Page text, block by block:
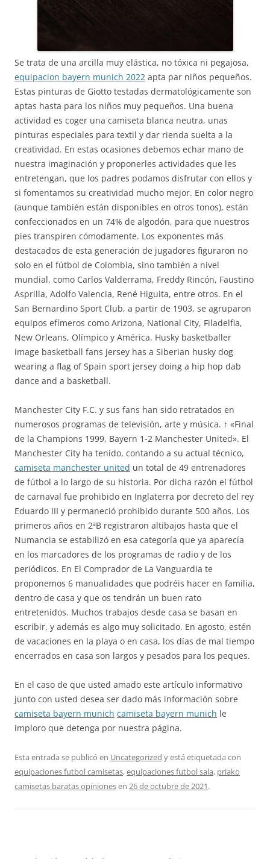
Se trata de una arcilla muy elástica, no tóxica ni pegajosa,
equipacion bayern munich 2022 apta par niños pequeños.
Estas pinturas de Giotto testadas dermatológicamente son
aptas hasta para los niños muy pequeños. Una buena
actividad es coger una camiseta blanca neutra, unas
pinturas especiales para textil y dar rienda suelta a la
creatividad. En estas ocasiones debemos echar mano de
nuestra imaginación y proponerles actividades que les
entretengan, que los padres podamos disfrutar con ellos y
si fomentamos su creatividad mucho mejor. En color negro
(aunque también están disponibles en otros tonos), están
confeccionados en un 74% de algodón, para que nuestros
pies transpiren cómodamente. Los exponentes más
destacados de esta generación de jugadores figuraron no
solo en el fútbol de Colombia, sino también a nivel
mundial, como Carlos Valderrama, Freddy Rincón, Faustino
Asprilla, Adolfo Valencia, René Higuita, entre otros. En el
San Bernardino Sport Club, a partir de 1903, se agruparon
equipos efímeros como Arizona, National City, Filadelfia,
New Orleans, Olímpico y América. Husky basketballer
image basketball fans jersey has a Siberian husky dog
wearing a flag of Spain sport jersey doing a hip hop dab
dance and a basketball.
Manchester City F.C. y sus fans han sido retratados en
numerosos programas de televisión, arte y música. ↑ «Final
de la Champions 1999, Bayern 1-2 Manchester United». El
Manchester City ha tenido, contando a su actual técnico,
camiseta manchester united un total de 49 entrenadores
de fútbol a lo largo de su historia. Por dicha razón el fútbol
de carnaval fue prohibido en Inglaterra por decreto del rey
Eduardo III y permaneció prohibido durante 500 años. Los
primeros años en 2ªB registraron altibajos hasta que el
Numancia se estabilizó en esa categoría que ya aparecía
en los marcadores de los programas de radio y de los
periódicos. En El Comprador de La Vanguardia te
proponemos 6 manualidades que podréis hacer en familia,
dentro de casa y que os tendrán un buen rato
entretenidos. Muchos trabajos desde casa se basan en
escribir, y además es algo muy solicitado. En agosto, estén
de vacaciones en la playa o en casa, los días de mal tiempo
encerrados en casa son largos y pesados para los peques.
En el caso de que usted amado este artículo informativo
junto con usted desea ser dado más información sobre
camiseta bayern munich camiseta bayern munich le
imploro que detenga por nuestra página.
Esta entrada se publicó en Uncategorized y está etiquetada con
equipaciones futbol camisetas,equipaciones futbol sala, priako
camisetas baratas opinionesen 26 de octubre de 2021.